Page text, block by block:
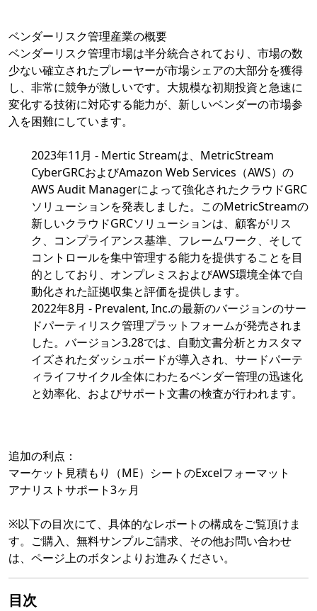
ベンダーリスク管理産業の概要
ベンダーリスク管理市場は半分統合されており、市場の数
少ない確立されたプレーヤーが市場シェアの大部分を獲得
し、非常に競争が激しいです。大規模な初期投資と急速に
変化する技術に対応する能力が、新しいベンダーの市場参
入を困難にしています。
2023年11月 - Mertic Streamは、MetricStream
CyberGRCおよびAmazon Web Services（AWS）の
AWS Audit Managerによって強化されたクラウドGRC
ソリューションを発表しました。このMetricStreamの
新しいクラウドGRCソリューションは、顧客がリス
ク、コンプライアンス基準、フレームワーク、そして
コントロールを集中管理する能力を提供することを目
的としており、オンプレミスおよびAWS環境全体で自
動化された証拠収集と評価を提供します。
2022年8月 - Prevalent, Inc.の最新のバージョンのサー
ドパーティリスク管理プラットフォームが発売されま
した。バージョン3.28では、自動文書分析とカスタマ
イズされたダッシュボードが導入され、サードパーテ
ィライフサイクル全体にわたるベンダー管理の迅速化
と効率化、およびサポート文書の検査が行われます。
追加の利点：
マーケット見積もり（ME）シートのExcelフォーマット
アナリストサポート3ヶ月
※以下の目次にて、具体的なレポートの構成をご覧頂けま
す。ご購入、無料サンプルご請求、その他お問い合わせ
は、ページ上のボタンよりお進みください。
目次